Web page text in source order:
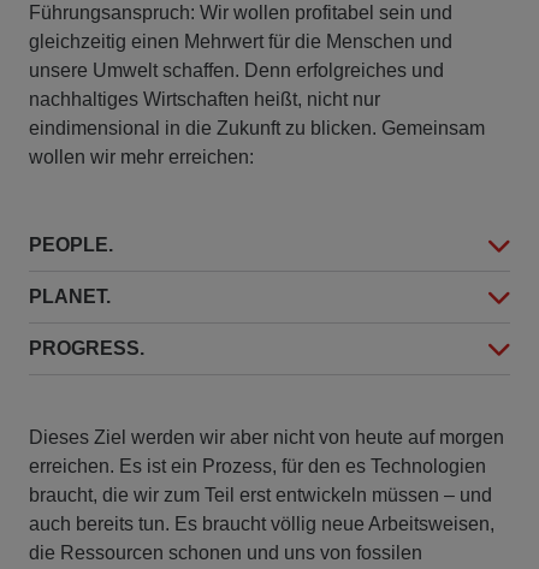
Führungsanspruch: Wir wollen profitabel sein und
gleichzeitig einen Mehrwert für die Menschen und
unsere Umwelt schaffen. Denn erfolgreiches und
nachhaltiges Wirtschaften heißt, nicht nur
eindimensional in die Zukunft zu blicken. Gemeinsam
wollen wir mehr erreichen:
PEOPLE.
PLANET.
PROGRESS.
Dieses Ziel werden wir aber nicht von heute auf morgen
erreichen. Es ist ein Prozess, für den es Technologien
braucht, die wir zum Teil erst entwickeln müssen – und
auch bereits tun. Es braucht völlig neue Arbeitsweisen,
die Ressourcen schonen und uns von fossilen